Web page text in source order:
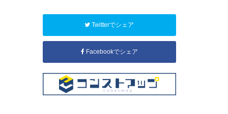
Twitterでシェア
Facebookでシェア